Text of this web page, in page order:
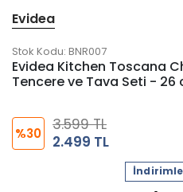
Evidea
Stok Kodu: BNR007
Evidea Kitchen Toscana
Tencere ve Tava Seti - 26
%30
3.599 TL
2.499 TL